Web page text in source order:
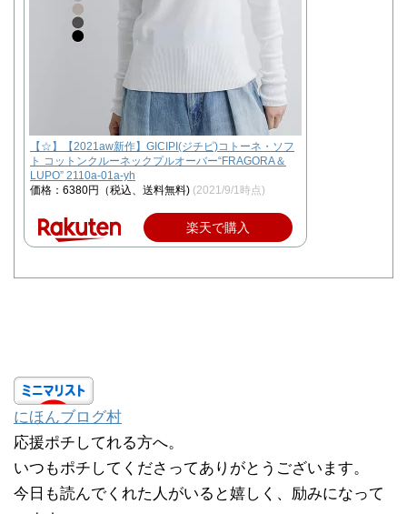
【☆】【2021aw新作】GICIPI(ジチピ)コトーネ・ソフ
ト コットンクルーネックプルオーバー“FRAGORA＆
LUPO” 2110a-01a-yh
価格：6380円（税込、送料無料) (2021/9/1時点)
楽天で購入
にほんブログ村
応援ポチしてれる方へ。
いつもポチしてくださってありがとうございます。
今日も読んでくれた人がいると嬉しく、励みになって